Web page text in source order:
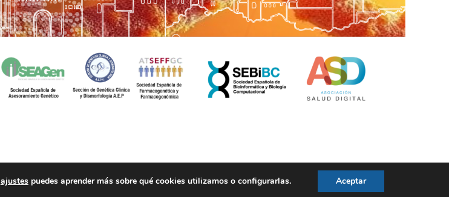
Aviso legal|Política de privacidad |Politica de cookies
ajustespuedes aprender más sobre qué cookies utilizamos o configurarlas. Aceptar